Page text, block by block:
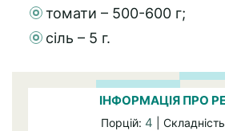
томати – 500-600 г;
сіль – 5 г.
ІНФОРМАЦІЯ ПРО
Порцій: 4 | Складність